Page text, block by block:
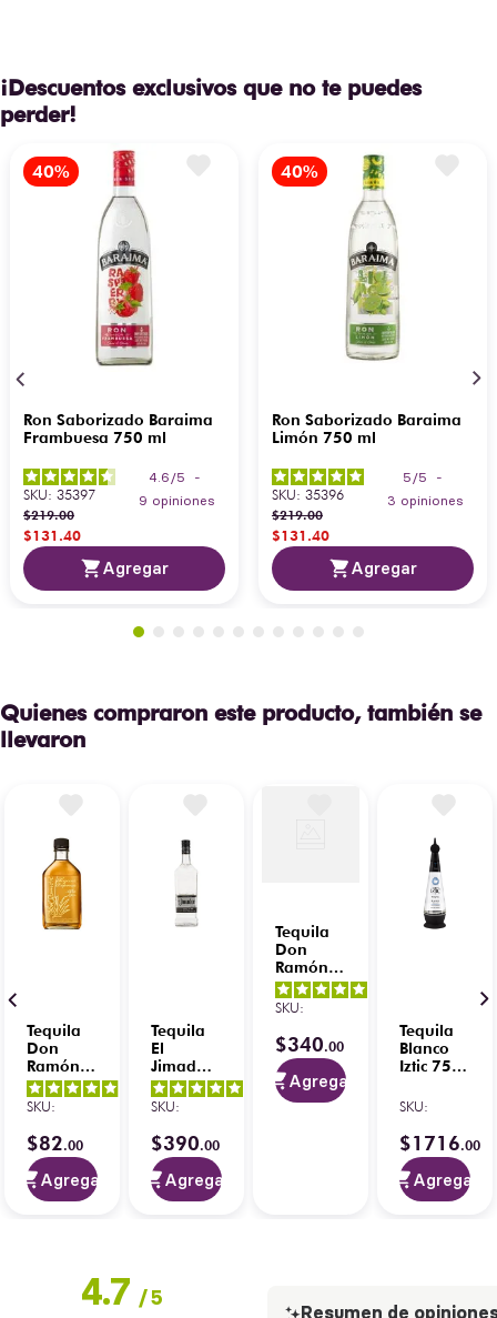
¡Descuentos exclusivos que no te puedes
perder!
Ron Saborizado Baraima
Frambuesa 750 ml
4.6 /5
-
9 opiniones
SKU: 35397
$219.00
$131.40
Agregar
Ron Saborizado Baraima
Limón 750 ml
5 /5
-
3 opiniones
SKU: 35396
$219.00
$131.40
Agregar
Quienes compraron este producto, también se
llevaron
5/5-
opiniones
Tequila
Don
Ramón
Reposado
200 ml
4.9 /5 -
13opiniones
SKU:
$82.00
Agregar
Tequila
El
Jimador
Reposado
Cristalino
5/ 5-
SKU:
$390.00
Agregar
Tequila
Don
Ramón
Reposado
Punta
750 ml
con Plata
200 ml
SKU:
$340.00
Agregar
Tequila
Blanco
Iztic 750
SKU:
$1716.00
Agregar
4.7/5
Resumen de